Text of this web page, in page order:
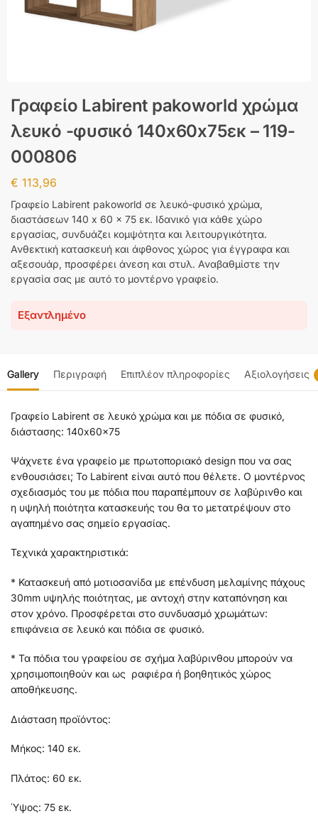
Γραφείο Labirent pakoworld χρώμα
λευκό -φυσικό 140x60x75εκ – 119-
000806
€ 113,96
Γραφείο Labirent pakoworld σε λευκό-φυσικό χρώμα,
διαστάσεων 140 x 60 x 75 εκ. Ιδανικό για κάθε χώρο
εργασίας, συνδυάζει κομψότητα και λειτουργικότητα.
Ανθεκτική κατασκευή και άφθονος χώρος για έγγραφα και
αξεσουάρ, προσφέρει άνεση και στυλ. Αναβαθμίστε την
εργασία σας με αυτό το μοντέρνο γραφείο.
Εξαντλημένο
Gallery Περιγραφή Επιπλέον πληροφορίες Αξιολογήσεις
Γραφείο Labirent σε λευκό χρώμα και με πόδια σε φυσικό,
διάστασης: 140x60x75
Ψάχνετε ένα γραφείο με πρωτοποριακό design που να σας
ενθουσιάσει; Το Labirent είναι αυτό που θέλετε. Ο μοντέρνος
σχεδιασμός του με πόδια που παραπέμπουν σε λαβύρινθο και
η υψηλή ποιότητα κατασκευής του θα το μετατρέψουν στο
αγαπημένο σας σημείο εργασίας.
Τεχνικά χαρακτηριστικά:
* Κατασκευή από μοτιοσανίδα με επένδυση μελαμίνης πάχους
30mm υψηλής ποιότητας, με αντοχή στην καταπόνηση και
στον χρόνο. Προσφέρεται στο συνδυασμό χρωμάτων:
επιφάνεια σε λευκό και πόδια σε φυσικό.
* Τα πόδια του γραφείου σε σχήμα λαβύρινθου μπορούν να
χρησιμοποιηθούν και ως ραφιέρα ή βοηθητικός χώρος
αποθήκευσης.
Διάσταση προϊόντος:
Μήκος: 140 εκ.
Πλάτος: 60 εκ.
Ύψος: 75 εκ.